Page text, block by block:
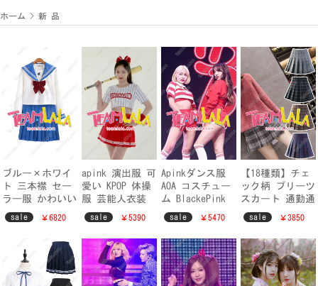
ホーム > 新 品
ブルー×ホワイ
ト 三本襟 セー
ラー服 かわいい
JK 清楚系衣装
制服 3本ライン
sale ￥6820
apink 演出服 可
愛い KPOP 体操
服 芸能人衣装
エーピンク 韓国
ファッション チ
アガール 野球
sale ￥5390
Apinkダンス服
AOA コスチュー
ム BlackePink
仮装 韓国ファッ
ション衣装 オシ
ャレ
sale ￥5470
【18種類】チェ
ック柄 プリーツ
スカート 通勤通
学 女子高生 JK
スカート 制服
格子柄 ミニスカ
ート
sale ￥3850